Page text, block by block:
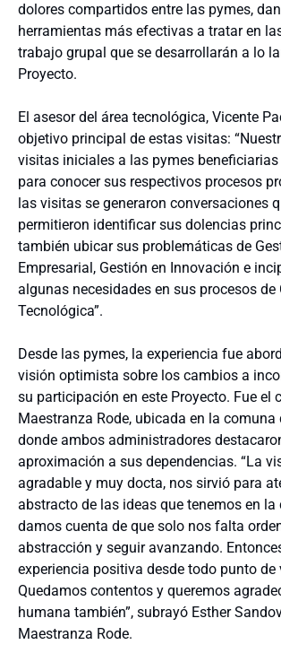
dolores compartidos entre las pymes,
herramientas más efectivas a tratar en
trabajo grupal que se desarrollarán a lo
Proyecto.
El asesor del área tecnológica, Vicente
objetivo principal de estas visitas:
visitas iniciales a las pymes
para conocer sus respectivos procesos
las visitas se generaron conversaciones
permitieron identificar sus dolencias
también ubicar sus problemáticas de
Empresarial, Gestión en Innovación e
algunas necesidades en sus procesos de
Tecnológica”.
Desde las pymes, la experiencia fue
visión optimista sobre los cambios a
su participación en este Proyecto. Fue el
Maestranza Rode, ubicada en la comuna
donde ambos administradores
aproximación a sus dependencias. “La
agradable y muy docta, nos sirvió para
abstracto de las ideas que tenemos en la
damos cuenta de que solo nos falta
abstracción y seguir avanzando.
experiencia positiva desde todo punto de
Quedamos contentos y queremos
humana también”, subrayó Esther
Maestranza Rode.